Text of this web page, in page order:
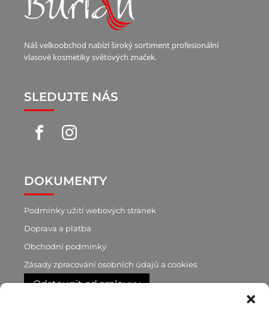
Náš velkoobchod nabízí široký sortiment profesionální
vlasové kosmetiky světových značek.
SLEDUJTE NÁS
DOKUMENTY
Podmínky užití webových stránek
Doprava a platba
Obchodní podmínky
Zásady zpracování osobních údajů a cookies
Odstoupit od smlouvy